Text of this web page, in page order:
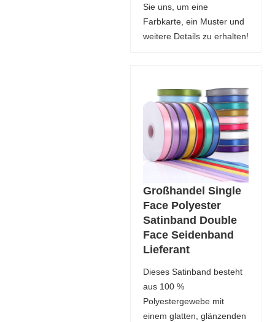
Sie uns, um eine
Farbkarte, ein Muster und
weitere Details zu erhalten!
Großhandel Single
Face Polyester
Satinband Double
Face Seidenband
Lieferant
Dieses Satinband besteht
aus 100 %
Polyestergewebe mit
einem glatten, glänzenden